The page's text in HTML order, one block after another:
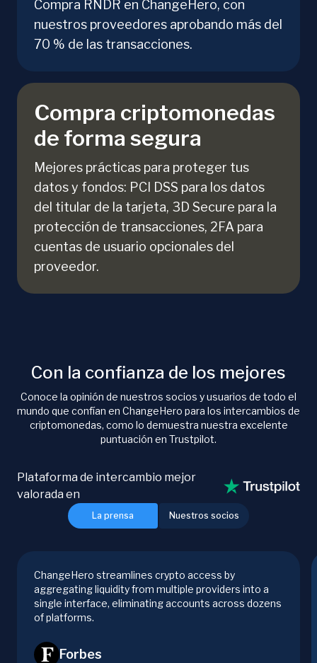
Compra RNDR en ChangeHero, con
nuestros proveedores aprobando más del
70 % de las transacciones.
Compra criptomonedas
de forma segura
Mejores prácticas para proteger tus
datos y fondos: PCI DSS para los datos
del titular de la tarjeta, 3D Secure para la
protección de transacciones, 2FA para
cuentas de usuario opcionales del
proveedor.
Con la confianza de los mejores
Conoce la opinión de nuestros socios y usuarios de todo el
mundo que confían en ChangeHero para los intercambios de
criptomonedas, como lo demuestra nuestra excelente
puntuación en Trustpilot.
La prensa Nuestros socios
Plataforma de intercambio mejor
valorada en
ChangeHero streamlines crypto access by
aggregating liquidity from multiple providers into a
single interface, eliminating accounts across dozens
of platforms.
Forbes